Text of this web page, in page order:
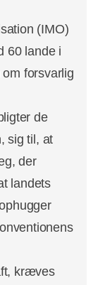
(IMO)
60 lande i
forsvarlig
de
sig til, at
der
landets
kræves